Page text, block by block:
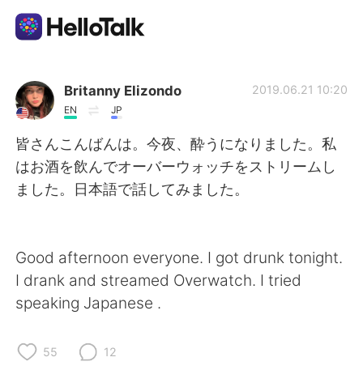
Language Exchange App
AI Grammar Checker
English
Español العربية
Britanny Elizondo
EN JP
2019.06.21 10:20
皆さんこんばんは。今夜、酔うになりました。私
はお酒を飲んでオーバーウォッチをストリームし
ました。日本語で話してみました。
Good afternoon everyone. I got drunk tonight.
I drank and streamed Overwatch. I tried
speaking Japanese .
55 12